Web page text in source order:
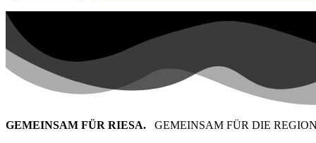
GEMEINSAM FÜR RIESA. GEMEINSAM FÜR DIE